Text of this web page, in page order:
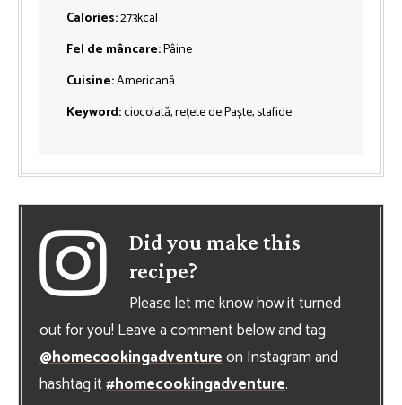
Calories:273kcal
Fel de mâncare:Pâine
Cuisine:Americană
Keyword:ciocolată, rețete de Paște, stafide
Did you make this
recipe?
Please let me know how it turned
out for you! Leave a comment below and tag
@homecookingadventureon Instagram and
hashtag it#homecookingadventure.